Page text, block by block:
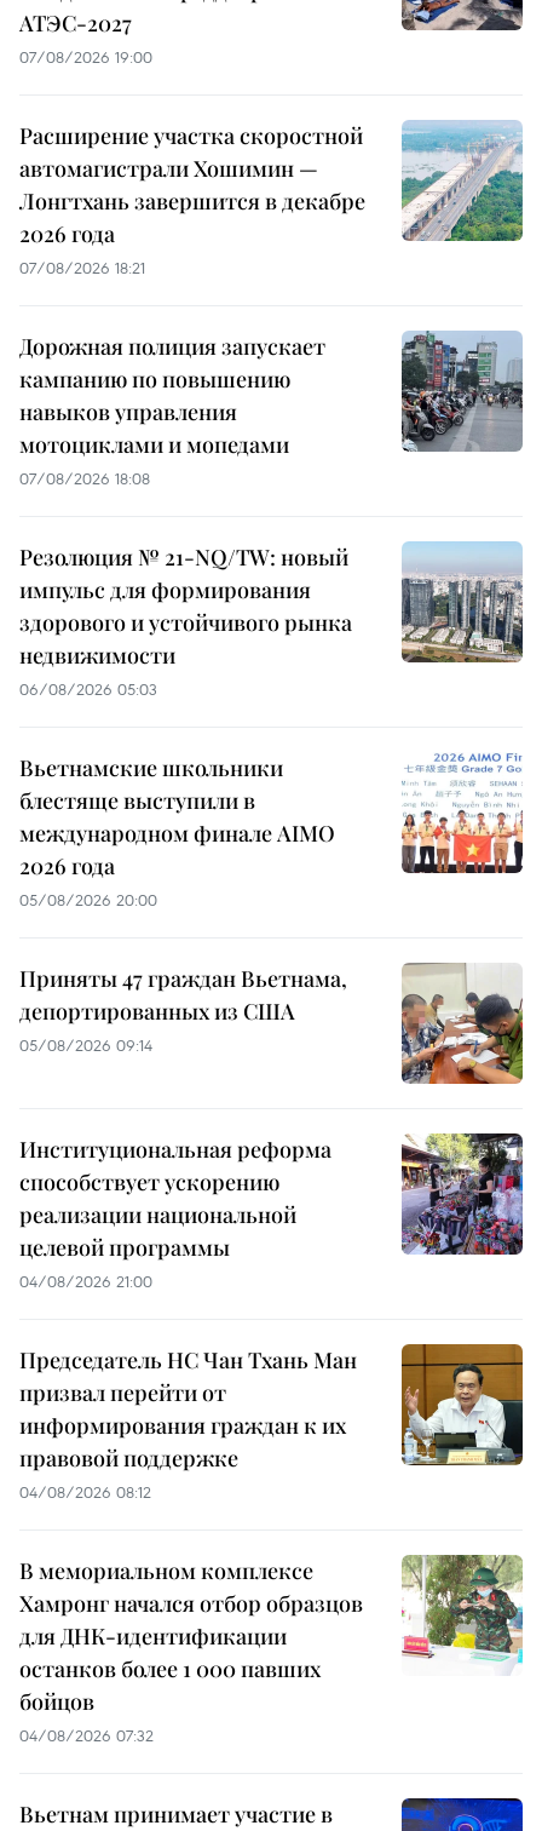
АТЭС-2027
07/08/2026 19:00
Расширение участка скоростной
автомагистрали Хошимин —
Лонгтхань завершится в декабре
2026 года
07/08/2026 18:21
Дорожная полиция запускает
кампанию по повышению
навыков управления
мотоциклами и мопедами
07/08/2026 18:08
Резолюция № 21-NQ/TW: новый
импульс для формирования
здорового и устойчивого рынка
недвижимости
06/08/2026 05:03
Вьетнамские школьники
блестяще выступили в
международном финале AIMO
2026 года
05/08/2026 20:00
Приняты 47 граждан Вьетнама,
депортированных из США
05/08/2026 09:14
Институциональная реформа
способствует ускорению
реализации национальной
целевой программы
04/08/2026 21:00
Председатель НС Чан Тхань Ман
призвал перейти от
информирования граждан к их
правовой поддержке
04/08/2026 08:12
В мемориальном комплексе
Хамронг начался отбор образцов
для ДНК-идентификации
останков более 1 000 павших
бойцов
04/08/2026 07:32
Вьетнам принимает участие в